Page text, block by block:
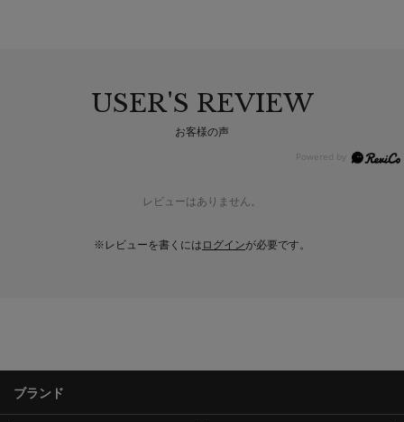
USER'S REVIEW
お客様の声
レビューはありません。
※レビューを書くには ログインが必要です。
ブランド